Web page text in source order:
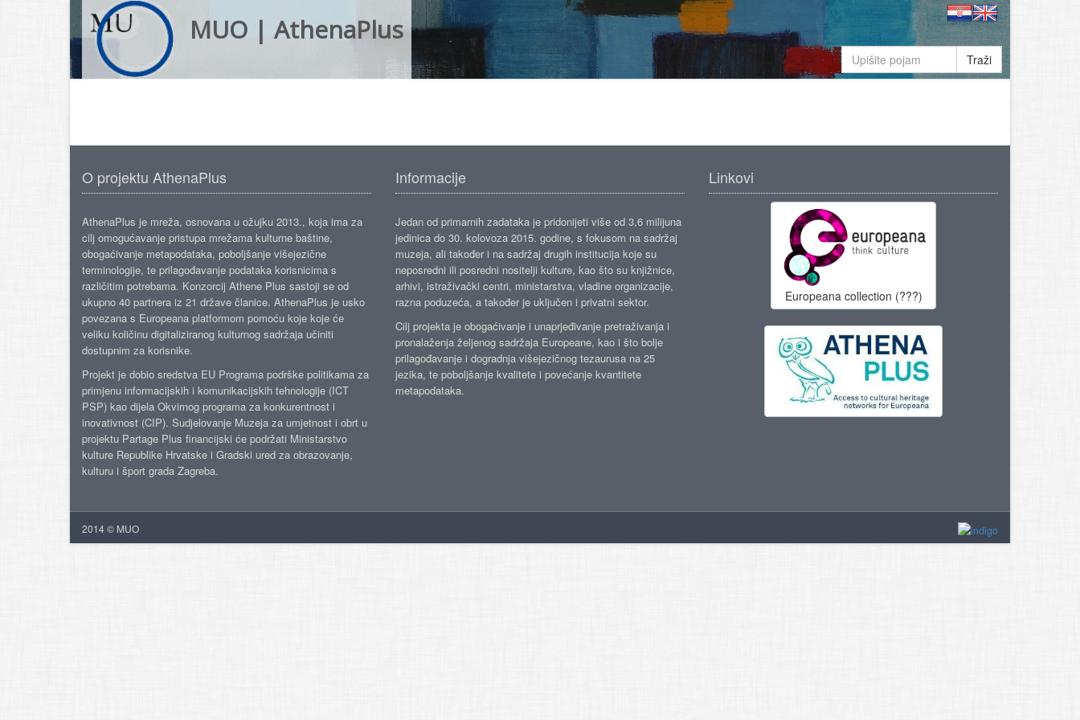
MUO | AthenaPlus
Traži
O projektu AthenaPlus
AthenaPlus je mreža, osnovana u ožujku 2013., koja ima za
cilj omogućavanje pristupa mrežama kulturne baštine,
obogaćivanje metapodataka, poboljšanje višejezične
terminologije, te prilagođavanje podataka korisnicima s
različitim potrebama. Konzorcij Athene Plus sastoji se od
ukupno 40 partnera iz 21 države članice. AthenaPlus je usko
povezana s Europeana platformom pomoću koje koje će
veliku količinu digitaliziranog kulturnog sadržaja učiniti
dostupnim za korisnike.
Projekt je dobio sredstva EU Programa podrške politikama za
primjenu informacijskih i komunikacijskih tehnologije (ICT
PSP) kao dijela Okvirnog programa za konkurentnost i
inovativnost (CIP). Sudjelovanje Muzeja za umjetnost i obrt u
projektu Partage Plus financijski će podržati Ministarstvo
kulture Republike Hrvatske i Gradski ured za obrazovanje,
kulturu i šport grada Zagreba.
Informacije
Jedan od primarnih zadataka je pridonijeti više od 3,6 milijuna
jedinica do 30. kolovoza 2015. godine, s fokusom na sadržaj
muzeja, ali također i na sadržaj drugih institucija koje su
neposredni ili posredni nositelji kulture, kao što su knjižnice,
arhivi, istraživački centri, ministarstva, vladine organizacije,
razna poduzeća, a također je uključen i privatni sektor.
Cilj projekta je obogaćivanje i unaprjeđivanje pretraživanja i
pronalaženja željenog sadržaja Europeane, kao i što bolje
prilagođavanje i dogradnja višejezičnog tezaurusa na 25
jezika, te poboljšanje kvalitete i povećanje kvantitete
metapodataka.
Linkovi
Europeana collection (???)
2014 © MUO